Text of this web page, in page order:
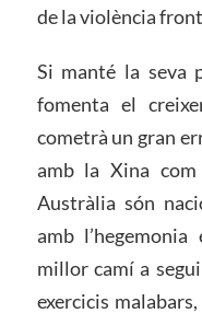
de la violència
Si manté la seva
fomenta el
cometrà un gran
amb la Xina
Austràlia són
amb
millor camí a
exercicis